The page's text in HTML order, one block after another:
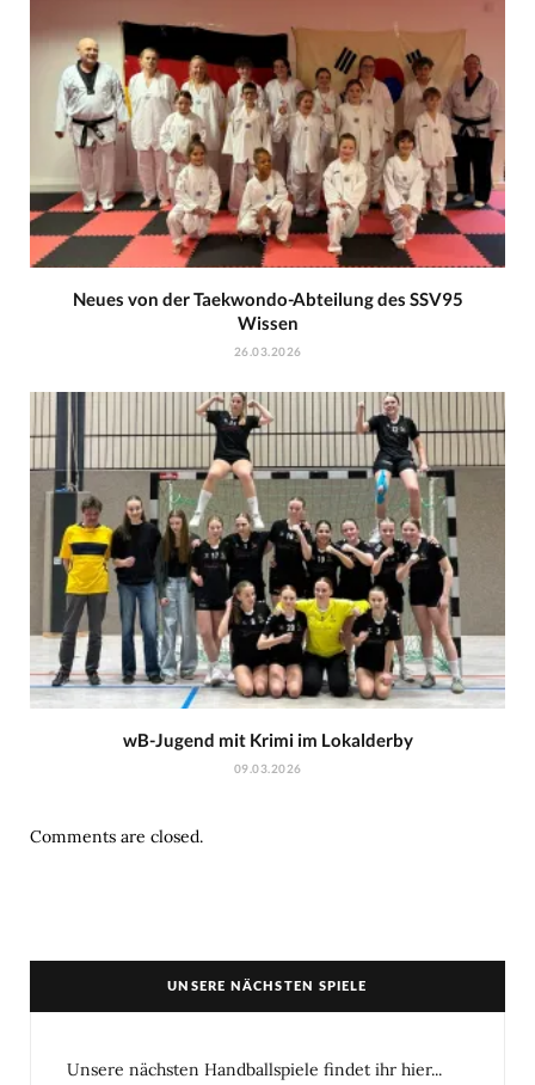
Neues von der Taekwondo-Abteilung des SSV95
Wissen
26.03.2026
wB-Jugend mit Krimi im Lokalderby
09.03.2026
Comments are closed.
UNSERE NÄCHSTEN SPIELE
Unsere nächsten Handballspiele findet ihr hier...